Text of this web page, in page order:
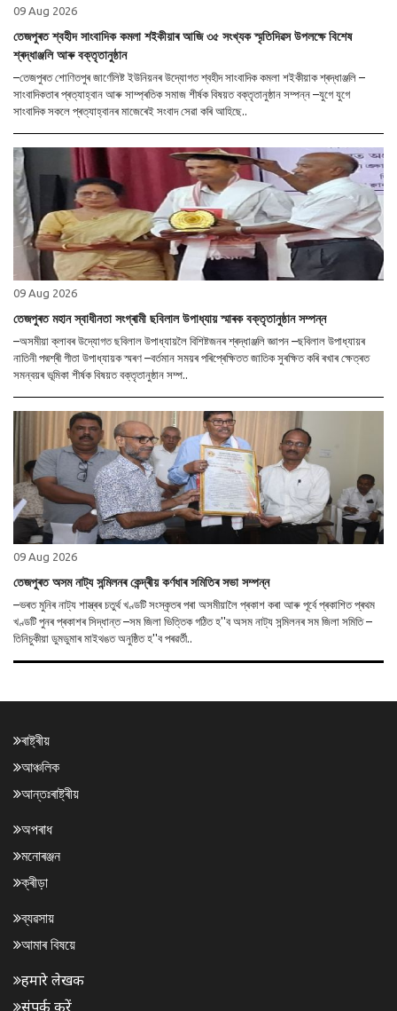
09 Aug 2026
তেজপুৰত শ্বহীদ সাংবাদিক কমলা শইকীয়াৰ আজি ৩৫ সংখ্যক স্মৃতিদিৱস উপলক্ষে বিশেষ
শ্ৰদ্ধাঞ্জলি আৰু বক্তৃতানুষ্ঠান
–তেজপুৰত শোণিতপুৰ জাৰ্ণেলিষ্ট ইউনিয়নৰ উদ্যোগত শ্বহীদ সাংবাদিক কমলা শইকীয়াক শ্ৰদ্ধাঞ্জলি –
সাংবাদিকতাৰ প্ৰত্যাহ্বান আৰু সাম্প্ৰতিক সমাজ শীৰ্ষক বিষয়ত বক্তৃতানুষ্ঠান সম্পন্ন –যুগে যুগে
সাংবাদিক সকলে প্ৰত্যাহ্বানৰ মাজেৰেই সংবাদ সেৱা কৰি আহিছে..
09 Aug 2026
তেজপুৰত মহান স্বাধীনতা সংগ্ৰামী ছবিলাল উপাধ্যায় স্মাৰক বক্তৃতানুষ্ঠান সম্পন্ন
–অসমীয়া ক্লাবৰ উদ্যোগত ছবিলাল উপাধ্যায়লৈ বিশিষ্টজনৰ শ্ৰদ্ধাঞ্জলি জ্ঞাপন –ছবিলাল উপাধ্যায়ৰ
নাতিনী পদ্মশ্ৰী গীতা উপাধ্যায়ক স্মৰণ –বৰ্তমান সময়ৰ পৰিপ্ৰেক্ষিতত জাতিক সুৰক্ষিত কৰি ৰখাৰ ক্ষেত্ৰত
সমন্বয়ৰ ভূমিকা শীৰ্ষক বিষয়ত বক্তৃতানুষ্ঠান সম্প..
09 Aug 2026
তেজপুৰত অসম নাট্য সন্মিলনৰ কেন্দ্ৰীয় কৰ্ণধাৰ সমিতিৰ সভা সম্পন্ন
–ভৰত মুনিৰ নাট্য শাস্ত্ৰৰ চতুৰ্থ খণ্ডটি সংস্কৃতৰ পৰা অসমীয়ালৈ প্ৰকাশ কৰা আৰু পূৰ্বে প্ৰকাশিত প্ৰথম
খণ্ডটি পুনৰ প্ৰকাশৰ সিদ্ধান্ত –সম জিলা ভিত্তিক গঠিত হ''ব অসম নাট্য সন্মিলনৰ সম জিলা সমিতি –
তিনিচুকীয়া ডুমডুমাৰ মাইথঙত অনুষ্ঠিত হ''ব পৰৱৰ্তী..
ৰাষ্ট্ৰীয়
আঞ্চলিক
আন্তঃৰাষ্ট্ৰীয়
অপৰাধ
মনোৰঞ্জন
ক্ৰীড়া
ব্যৱসায়
আমাৰ বিষয়ে
हमारे लेखक
संपर्क करें